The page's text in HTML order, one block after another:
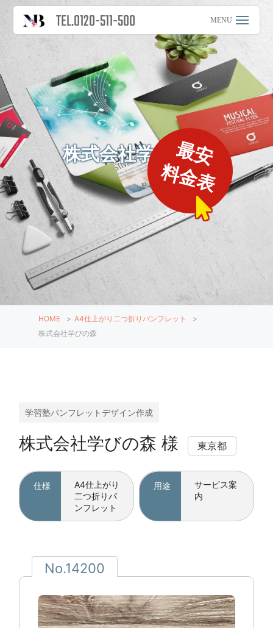
TEL.0120-511-500
株式会社学びの森
最安
料金表
HOME > A4仕上がり二つ折りパンフレット
>
株式会社学びの森
学習塾パンフレットデザイン作成
株式会社学びの森 様 東京都
仕様
A4仕上がり
二つ折りパ
ンフレット
用途
サービス案
内
No.14200